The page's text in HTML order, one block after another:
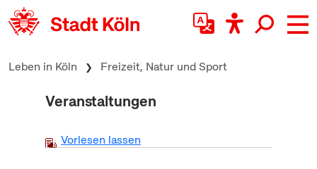
zum Inhalt springen
Leben in Köln Freizeit, Natur und Sport
Veranstaltungen
Vorlesen lassen